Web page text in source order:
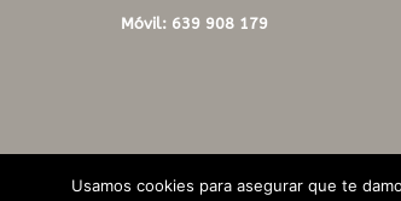
Móvil: 639 908 179
Usamos cookies para asegurar que te